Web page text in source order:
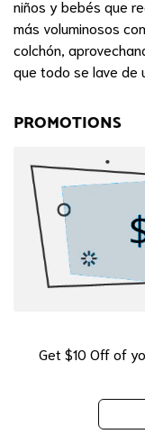
niños y bebés que
más voluminosos
colchón,
que todo se lave de
PROMOTIONS
Get $10 Off of